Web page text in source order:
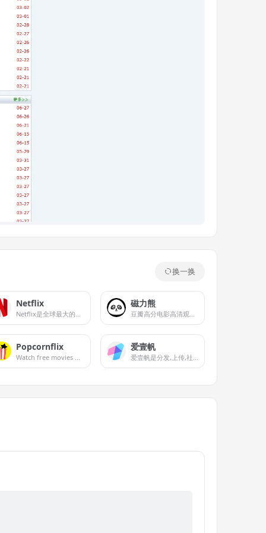
换一换
Netflix
Netflix是全球最大的流媒体平台，拥有超过两亿活跃用户
磁力熊
豆瓣高分电影高清观看下载
Popcornflix
Watch free movies &amp; tv shows on Popcornflix. Watch full length HD movies and tv series for free. The best free movies site for free streaming videos.
爱壹帆
爱壹帆是分发,上传,社区一体的在线视频平台,可免费在线观看最新电影,电视剧,综艺,动漫,在线视频